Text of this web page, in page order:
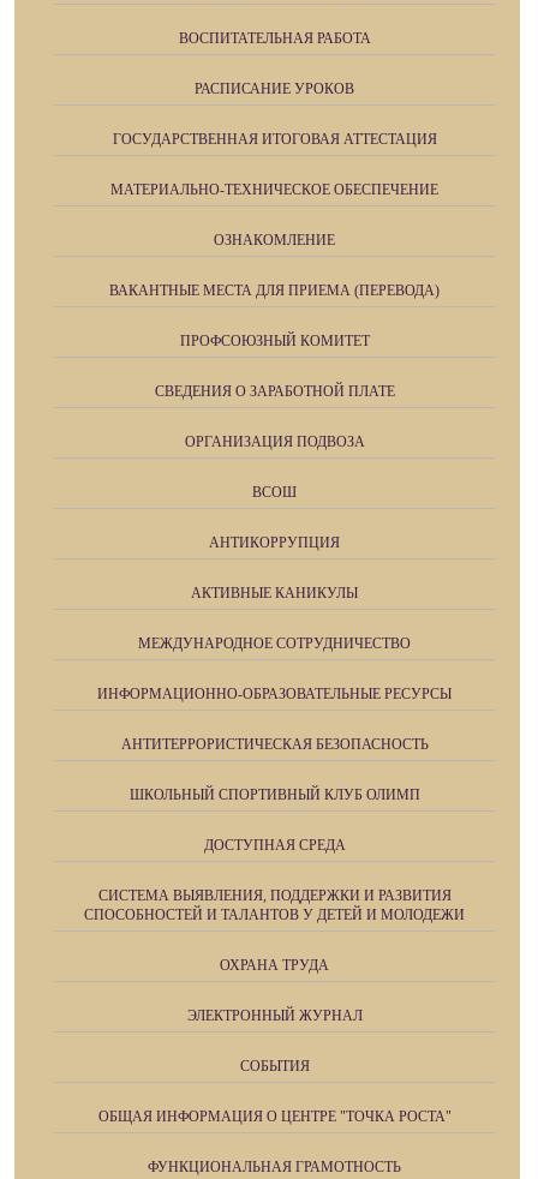
ВОСПИТАТЕЛЬНАЯ РАБОТА
РАСПИСАНИЕ УРОКОВ
ГОСУДАРСТВЕННАЯ ИТОГОВАЯ АТТЕСТАЦИЯ
МАТЕРИАЛЬНО-ТЕХНИЧЕСКОЕ ОБЕСПЕЧЕНИЕ
ОЗНАКОМЛЕНИЕ
ВАКАНТНЫЕ МЕСТА ДЛЯ ПРИЕМА (ПЕРЕВОДА)
ПРОФСОЮЗНЫЙ КОМИТЕТ
СВЕДЕНИЯ О ЗАРАБОТНОЙ ПЛАТЕ
ОРГАНИЗАЦИЯ ПОДВОЗА
ВСОШ
АНТИКОРРУПЦИЯ
АКТИВНЫЕ КАНИКУЛЫ
МЕЖДУНАРОДНОЕ СОТРУДНИЧЕСТВО
ИНФОРМАЦИОННО-ОБРАЗОВАТЕЛЬНЫЕ РЕСУРСЫ
АНТИТЕРРОРИСТИЧЕСКАЯ БЕЗОПАСНОСТЬ
ШКОЛЬНЫЙ СПОРТИВНЫЙ КЛУБ ОЛИМП
ДОСТУПНАЯ СРЕДА
СИСТЕМА ВЫЯВЛЕНИЯ, ПОДДЕРЖКИ И РАЗВИТИЯ
СПОСОБНОСТЕЙ И ТАЛАНТОВ У ДЕТЕЙ И МОЛОДЕЖИ
ОХРАНА ТРУДА
ЭЛЕКТРОННЫЙ ЖУРНАЛ
СОБЫТИЯ
ОБЩАЯ ИНФОРМАЦИЯ О ЦЕНТРЕ "ТОЧКА РОСТА"
ФУНКЦИОНАЛЬНАЯ ГРАМОТНОСТЬ